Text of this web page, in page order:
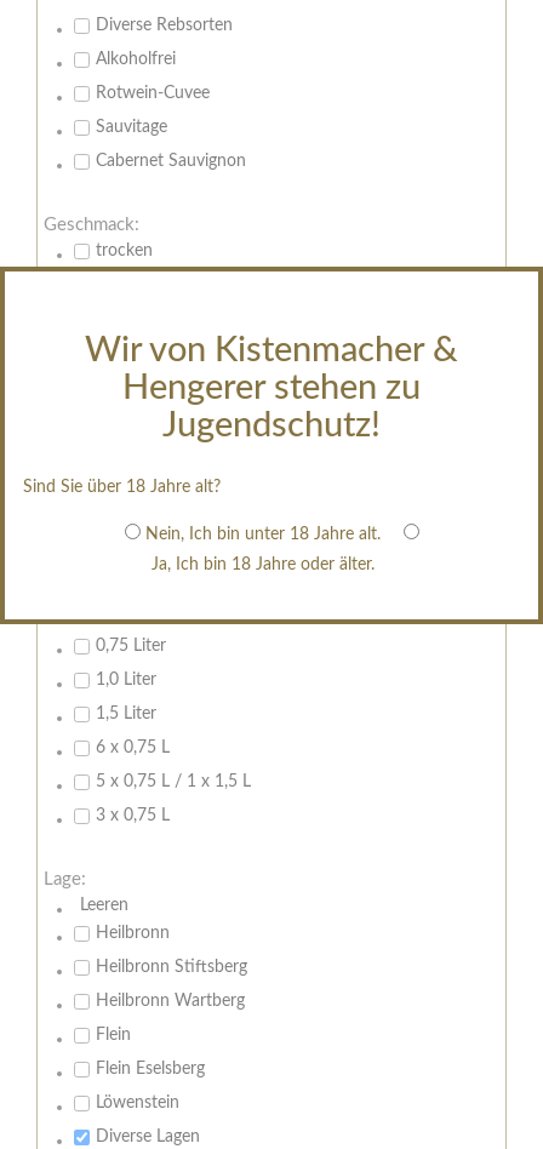
Wir von Kistenmacher &
Hengerer stehen zu
Jugendschutz!
Sind Sie über 18 Jahre alt?
Nein, Ich bin unter 18 Jahre alt.
Ja, Ich bin 18 Jahre oder älter.
Diverse Rebsorten
Alkoholfrei
Rotwein-Cuvee
Sauvitage
Cabernet Sauvignon
Geschmack:
trocken
restsüß
edelsüß
im Holzfass gereift
erfrischend, nicht zu süß
0,75 Liter
1,0 Liter
1,5 Liter
6 x 0,75 L
5 x 0,75 L / 1 x 1,5 L
3 x 0,75 L
Lage:
Leeren
Heilbronn
Heilbronn Stiftsberg
Heilbronn Wartberg
Flein
Flein Eselsberg
Löwenstein
Diverse Lagen